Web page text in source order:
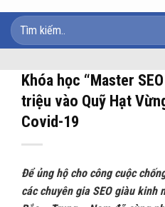
Khóa học “Master
triệu vào Quỹ Hạt
Covid-19
Để ủng hộ cho công cuộc
các chuyên gia SEO giàu